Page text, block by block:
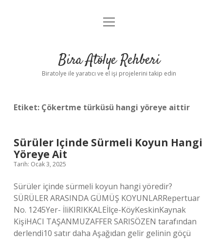
Anasayfa
Yasal Uyarı
menüyü
Bira Atölye Rehberi
Biratolye ile yaratıcı ve el işi projelerini takip edin
Etiket: Çökertme türküsü hangi yöreye aittir
Sürüler Içinde Sürmeli Koyun Hangi
Yöreye Ait
Tarih: Ocak 3, 2025
Sürüler içinde sürmeli koyun hangi yöredir?
SÜRÜLER ARASINDA GÜMÜŞ KOYUNLARRepertuar
No. 1245Yer- İliKIRIKKALEİlçe-KöyKeskinKaynak
KişiHACI TAŞANMUZAFFER SARISÖZEN tarafından
derlendi10 satır daha Aşağıdan gelir gelinin göçü